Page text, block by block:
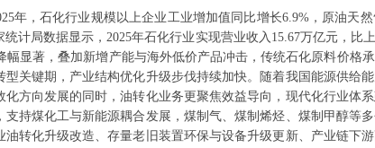
年，石化行业规模以上企业工业增加值同比增长6.9%，原油天
计局数据显示，2025年石化行业实现营业收入15.67万亿元，比
幅显著，叠加新增产能与海外低价产品冲击，传统石化原料价格
关键期，产业结构优化升级步伐持续加快。随着我国能源供给
方向发展的同时，油转化业务更聚焦效益导向，现代化行业体
持煤化工与新能源耦合发展，煤制气、煤制烯烃、煤制甲醇等
转化升级改造、存量老旧装置环保与设备升级更新、产业链下